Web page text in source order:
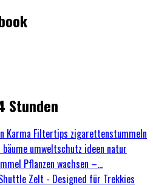
Stunden
Pflanzen wachsen –...